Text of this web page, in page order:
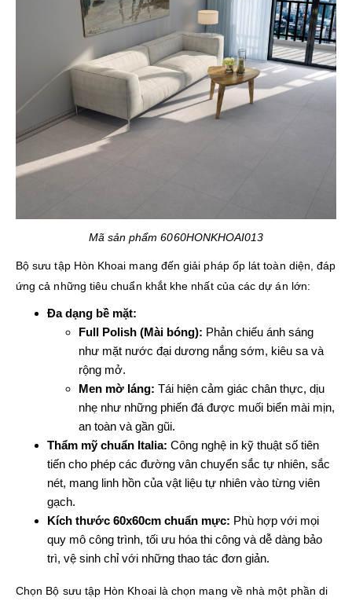
Mã sản phẩm 6060HONKHOAI013
Bộ sưu tập Hòn Khoai mang đến giải pháp ốp lát toàn diện, đáp
ứng cả những tiêu chuẩn khắt khe nhất của các dự án lớn:
Đa dạng bề mặt:
Full Polish (Mài bóng): Phản chiếu ánh sáng
như mặt nước đại dương nắng sớm, kiêu sa và
rộng mở.
Men mờ láng: Tái hiện cảm giác chân thực, dịu
nhẹ như những phiến đá được muối biển mài mịn,
an toàn và gần gũi.
Thẩm mỹ chuẩn Italia: Công nghệ in kỹ thuật số tiên
tiến cho phép các đường vân chuyển sắc tự nhiên, sắc
nét, mang linh hồn của vật liệu tự nhiên vào từng viên
gạch.
Kích thước 60x60cm chuẩn mực: Phù hợp với mọi
quy mô công trình, tối ưu hóa thi công và dễ dàng bảo
trì, vệ sinh chỉ với những thao tác đơn giản.
Chọn Bộ sưu tập Hòn Khoai là chọn mang về nhà một phần di